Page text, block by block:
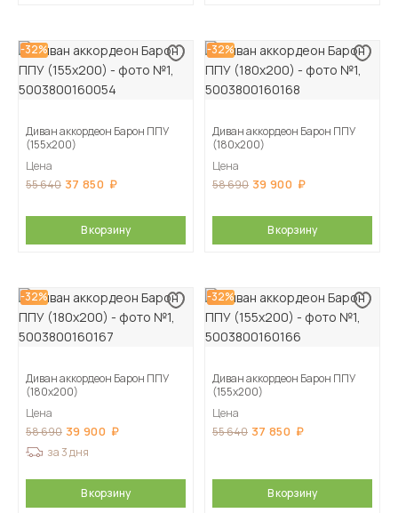
-32%
Диван аккордеон Барон ППУ
(155х200)
Цена
55 640 37 850
В корзину
-32%
Диван аккордеон Барон ППУ
(180х200)
Цена
58 690 39 900
В корзину
-32%
Диван аккордеон Барон ППУ
(180х200)
Цена
58 690 39 900
за 3 дня
В корзину
-32%
Диван аккордеон Барон ППУ
(155х200)
Цена
55 640 37 850
В корзину